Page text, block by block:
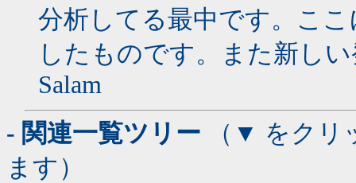
分析してる最中です。こ
したものです。また新し
Salam
- 関連一覧ツリー （▼ をクリ
ます）